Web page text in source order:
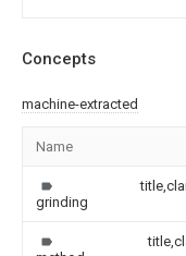
Concepts
machine-extracted
Name
grinding